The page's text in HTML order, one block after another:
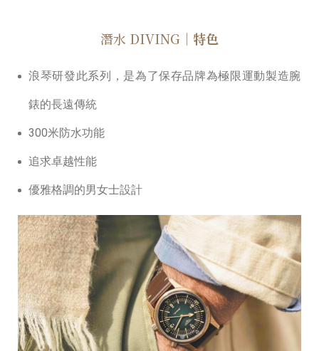
潛水 DIVING ｜特色
浪琴研發此系列，是為了保存品牌為極限運動製造腕
錶的長遠傳統
300米防⽔功能
追求卓越性能
優雅格調的男女⼠設計